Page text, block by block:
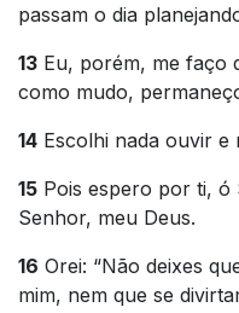
passam o dia
13 Eu, porém, me faço
como mudo,
14 Escolhi nada ouvir e
15 Pois espero por ti, ó
Senhor, meu Deus.
16 Orei: “Não deixes
mim, nem que se